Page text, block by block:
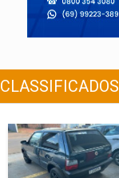
CLASSIFICADOS